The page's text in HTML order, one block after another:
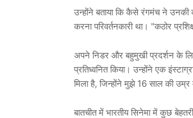
उन्होंने बताया कि कैसे रंगमंच ने उनकी
करना परिवर्तनकारी था। "कठोर
अपने निडर और बहुमुखी प्रदर्शन के
प्रतिध्वनित किया। उन्होंने एक
मिला है, जिन्होंने मुझे 16 साल की
बातचीत में भारतीय सिनेमा में कुछ